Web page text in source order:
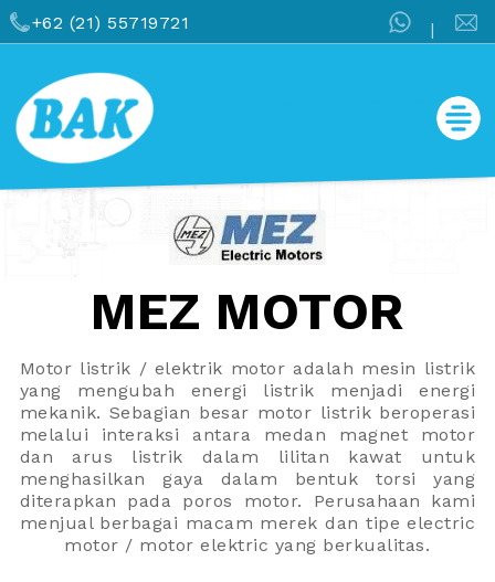
+62 (21) 55719721 |
MEZ MOTOR
Motor listrik / elektrik motor adalah mesin listrik
yang mengubah energi listrik menjadi energi
mekanik. Sebagian besar motor listrik beroperasi
melalui interaksi antara medan magnet motor
dan arus listrik dalam lilitan kawat untuk
menghasilkan gaya dalam bentuk torsi yang
diterapkan pada poros motor. Perusahaan kami
menjual berbagai macam merek dan tipe electric
motor / motor elektric yang berkualitas.